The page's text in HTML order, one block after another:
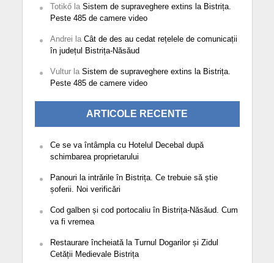
Totikőla Sistem de supraveghere extins la Bistrița.
Peste 485 de camere video
Andrei la Cât de des au cedat rețelele de comunicații
în județul Bistrița-Năsăud
Vulturla Sistem de supraveghere extins la Bistrița.
Peste 485 de camere video
ARTICOLE RECENTE
Ce se va întâmpla cu Hotelul Decebal după
schimbarea proprietarului
Panouri la intrările în Bistrița. Ce trebuie să știe
șoferii. Noi verificări
Cod galben și cod portocaliu în Bistrița-Năsăud. Cum
va fi vremea
Restaurare încheiată la Turnul Dogarilor și Zidul
Cetății Medievale Bistrița